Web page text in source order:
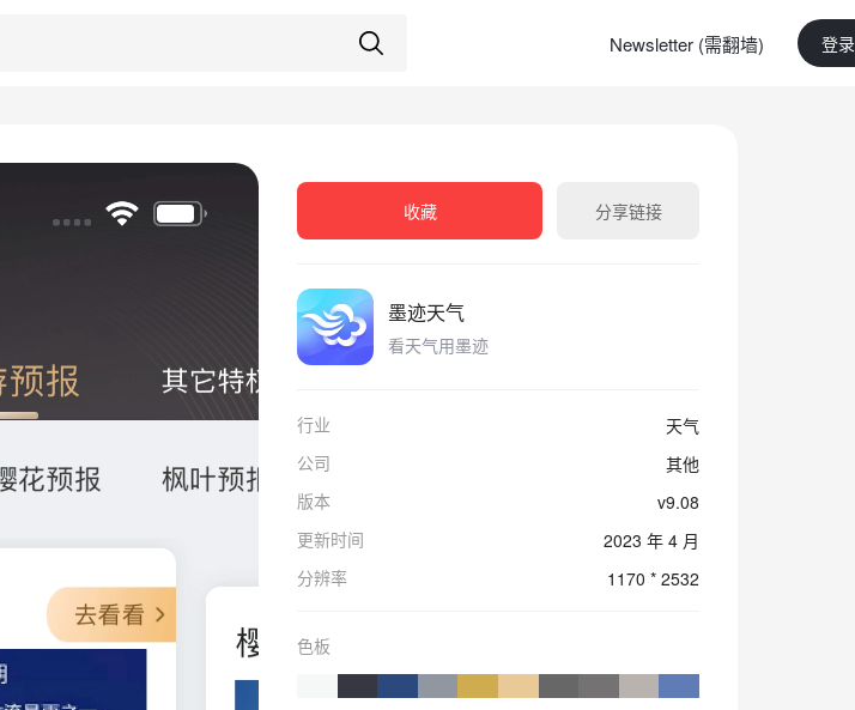
Newsletter (需翻墙) 登
收藏 分享链接
墨迹天气
看天气用墨迹
行业
天气
公司
其他
版本
v9.08
更新时间
2023 年 4 月
分辨率
1170 * 2532
色板